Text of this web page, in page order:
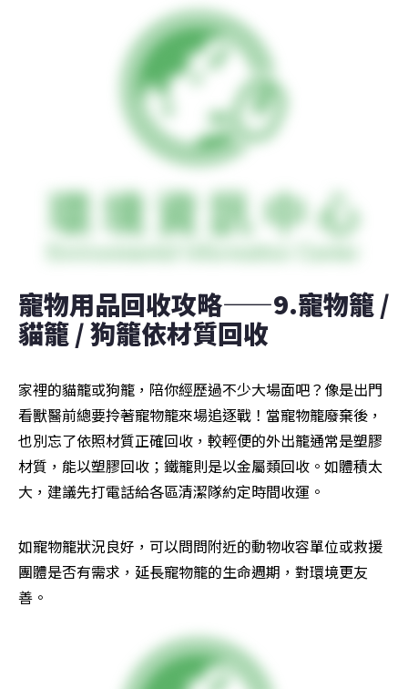
寵物用品回收攻略——9.寵物籠 /
貓籠 / 狗籠依材質回收
家裡的貓籠或狗籠，陪你經歷過不少大場面吧？像是出門
看獸醫前總要拎著寵物籠來場追逐戰！當寵物籠廢棄後，
也別忘了依照材質正確回收，較輕便的外出籠通常是塑膠
材質，能以塑膠回收；鐵籠則是以金屬類回收。如體積太
大，建議先打電話給各區清潔隊約定時間收運。
如寵物籠狀況良好，可以問問附近的動物收容單位或救援
團體是否有需求，延長寵物籠的生命週期，對環境更友
善。